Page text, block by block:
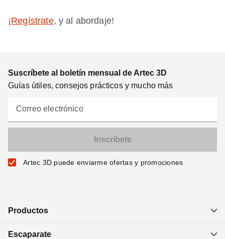
¡Regístrate, y al abordaje!
Suscríbete al boletín mensual de Artec 3D
Guías útiles, consejos prácticos y mucho más
Correo electrónico
Artec 3D puede enviarme ofertas y promociones
Productos
Escaparate